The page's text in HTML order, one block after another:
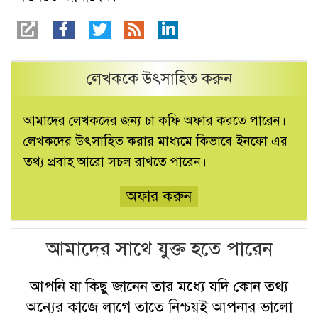
লেখককে উৎসাহিত করুন
আমাদের লেখকদের জন্য চা কফি অফার করতে পারেন।
লেখকদের উৎসাহিত করার মাধ্যমে কিভাবে ইনফো এর
তথ্য প্রবাহ আরো সচল রাখতে পারেন।
অফার করুন
আমাদের সাথে যুক্ত হতে পারেন
আপনি যা কিছু জানেন তার মধ্যে যদি কোন তথ্য
অন্যের কাজে লাগে তাতে নিশ্চয়ই আপনার ভালো